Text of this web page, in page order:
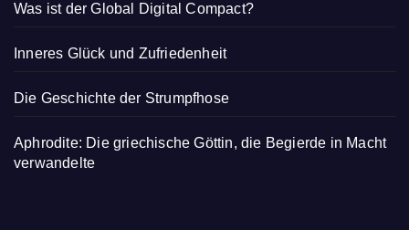
Was ist der Global Digital Compact?
Inneres Glück und Zufriedenheit
Die Geschichte der Strumpfhose
Aphrodite: Die griechische Göttin, die Begierde in Macht
verwandelte